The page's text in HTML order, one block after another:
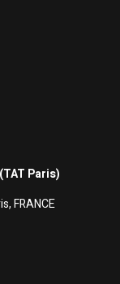
Paris)
FRANCE